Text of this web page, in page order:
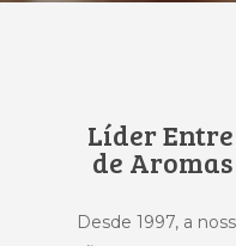
Líder
de
Desde 1997, a